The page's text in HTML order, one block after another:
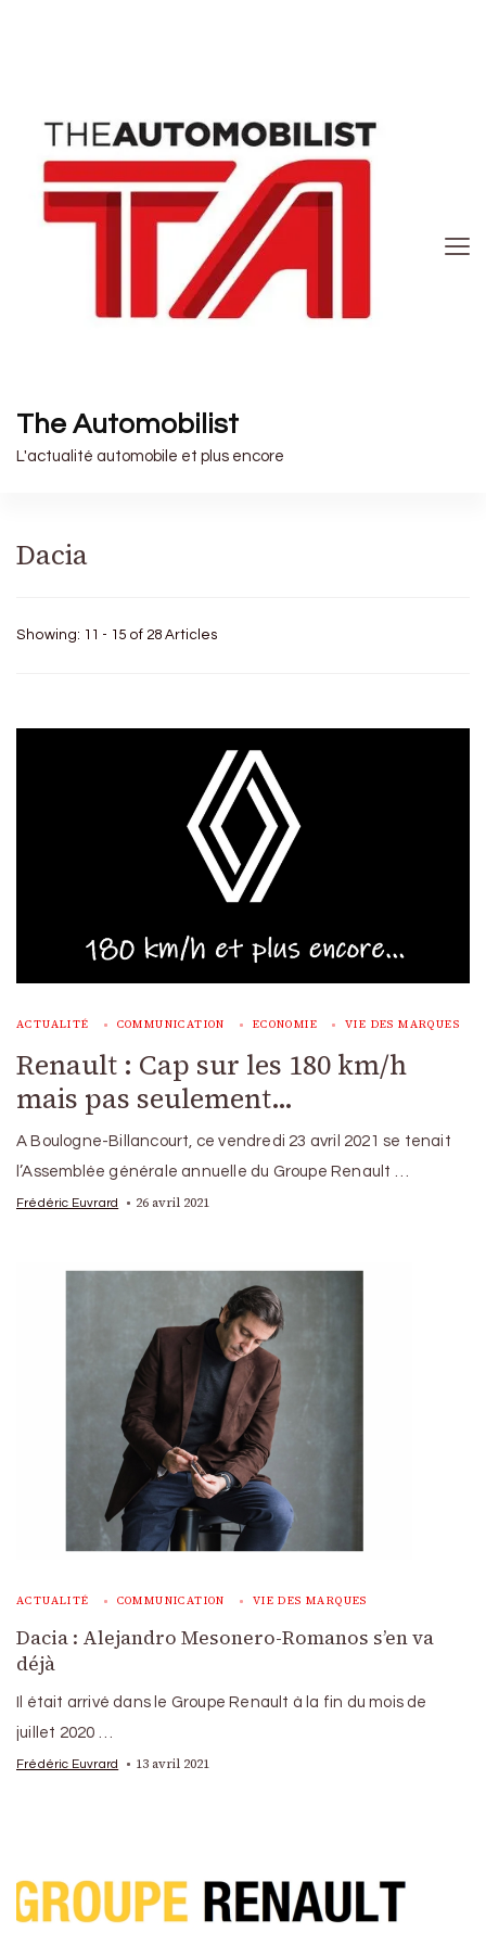
The Automobilist
L'actualité automobile et plus encore
Dacia
Showing: 11 - 15 of 28 Articles
ACTUALITÉ COMMUNICATION ECONOMIE VIE DES MARQUES
Renault : Cap sur les 180 km/h
mais pas seulement…
A Boulogne-Billancourt, ce vendredi 23 avril 2021 se tenait
l’Assemblée générale annuelle du Groupe Renault …
Frédéric Euvrard 26 avril 2021
ACTUALITÉ COMMUNICATION VIE DES MARQUES
Dacia : Alejandro Mesonero-Romanos s’en va
déjà
Il était arrivé dans le Groupe Renault à la fin du mois de
juillet 2020 …
Frédéric Euvrard 13 avril 2021